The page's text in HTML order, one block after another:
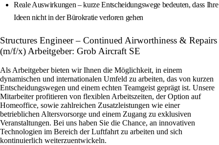
Reale Auswirkungen – kurze Entscheidungswege bedeuten, dass Ihre
Ideen nicht in der Bürokratie verloren gehen
Structures Engineer – Continued Airworthiness & Repairs
(m/f/x) Arbeitgeber: Grob Aircraft SE
Als Arbeitgeber bieten wir Ihnen die Möglichkeit, in einem
dynamischen und internationalen Umfeld zu arbeiten, das von kurzen
Entscheidungswegen und einem echten Teamgeist geprägt ist. Unsere
Mitarbeiter profitieren von flexiblen Arbeitszeiten, der Option auf
Homeoffice, sowie zahlreichen Zusatzleistungen wie einer
betrieblichen Altersvorsorge und einem Zugang zu exklusiven
Veranstaltungen. Bei uns haben Sie die Chance, an innovativen
Technologien im Bereich der Luftfahrt zu arbeiten und sich
kontinuierlich weiterzuentwickeln.